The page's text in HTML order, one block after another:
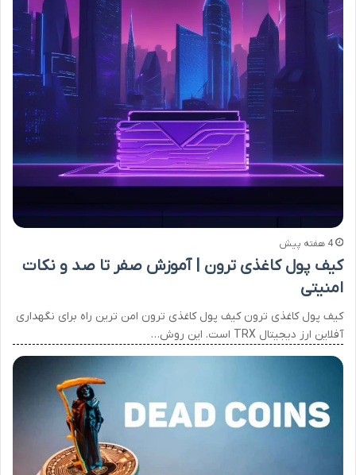
4 هفته پیش
کیف پول کاغذی ترون | آموزش صفر تا صد و نکات
امنیتی
کیف پول کاغذی ترون کیف پول کاغذی ترون امن ترین راه برای نگهداری
آفلاین ارز دیجیتال TRX است. این روش…